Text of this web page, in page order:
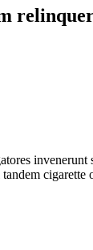
invenerunt
cigarette